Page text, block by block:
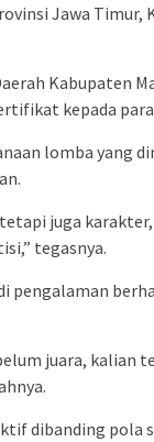
Jawa Timur,
Kabupaten
kepada
lomba yang
juga
tegasnya.
pengalaman
juara, kalian
dibanding pola